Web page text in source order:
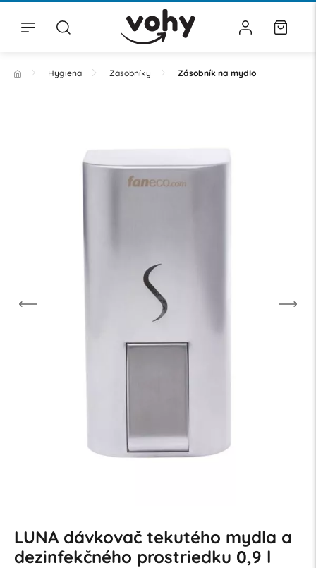
Hygiena Zásobníky Zásobník na mydlo
LUNA dávkovač tekutého mydla a
dezinfekčného prostriedku 0,9 l